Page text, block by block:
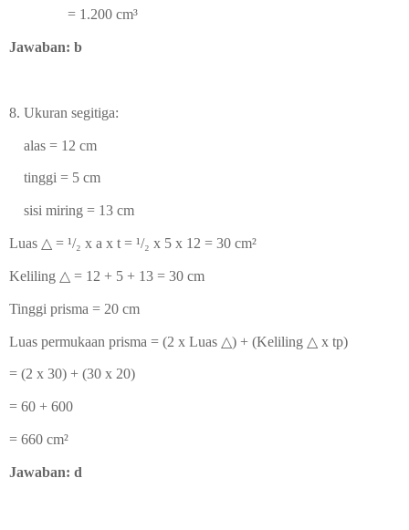
= 1.200 cm³
Jawaban: b
8. Ukuran segitiga:
alas = 12 cm
tinggi = 5 cm
sisi miring = 13 cm
Luas △ = ¹/₂ x a x t = ¹/₂ x 5 x 12 = 30 cm²
Keliling △ = 12 + 5 + 13 = 30 cm
Tinggi prisma = 20 cm
Luas permukaan prisma = (2 x Luas △) + (Keliling △ x tp)
= (2 x 30) + (30 x 20)
= 60 + 600
= 660 cm²
Jawaban: d